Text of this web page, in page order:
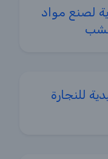
لصنع مواد
للنجارة